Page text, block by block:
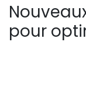
pour